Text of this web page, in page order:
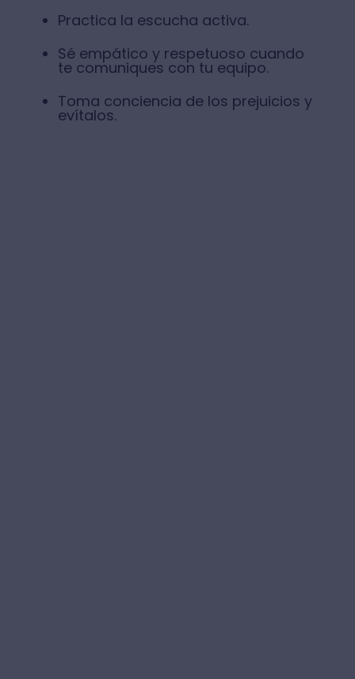
Practica la escucha activa.
Sé empático y respetuoso cuando
te comuniques con tu equipo.
Toma conciencia de los prejuicios y
evítalos.